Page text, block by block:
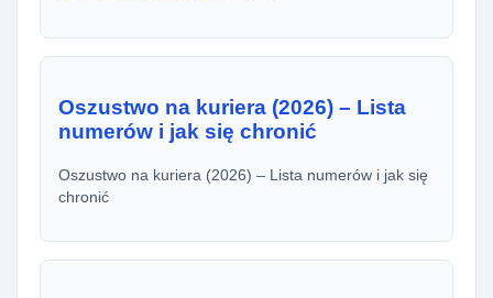
Oszustwo na kuriera (2026) – Lista
numerów i jak się chronić
Oszustwo na kuriera (2026) – Lista numerów i jak się
chronić